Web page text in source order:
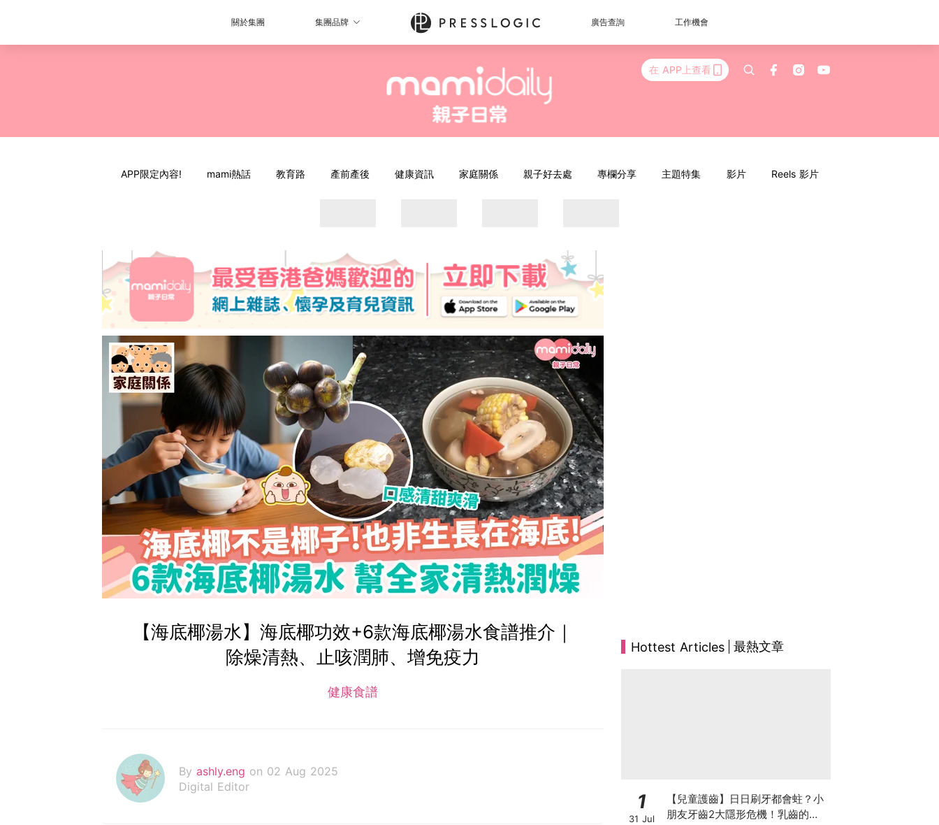
關於集團 集團品牌 廣告查詢 工作機會
在 APP上查看
APP限定內容! mami熱話 教育路 產前產後 健康資訊 家庭關係 親子好去處 專欄分享 主題特集 影片 Reels 影片
【海底椰湯水】海底椰功效+6款海底椰湯水食譜推介｜
除燥清熱、止咳潤肺、增免疫力
健康食譜
By ashly.eng on 02 Aug 2025
Digital Editor
Hottest Articles 最熱文章
1
31 Jul
【兒童護齒】日日刷牙都會蛀？小
朋友牙齒2大隱形危機！乳齒的琺